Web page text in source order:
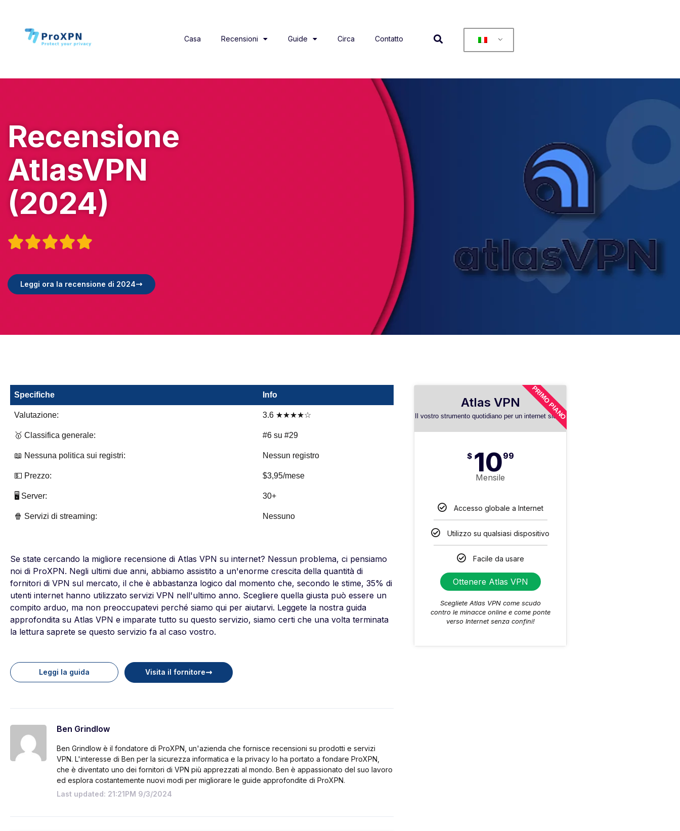
Casa Recensioni Guide Circa Contatto
Recensione
AtlasVPN
(2024)

Leggi ora la recensione di 2024
Specifiche Info
Valutazione: 3.6 ★★★★☆
🥇 Classifica generale: #6 su #29
📖 Nessuna politica sui registri: Nessun registro
💵 Prezzo: $3,95/mese
🖥️ Server: 30+
🍿 Servizi di streaming: Nessuno
Se state cercando la migliore recensione di Atlas VPN su internet? Nessun problema, ci pensiamo
noi di ProXPN. Negli ultimi due anni, abbiamo assistito a un'enorme crescita della quantità di
fornitori di VPN sul mercato, il che è abbastanza logico dal momento che, secondo le stime, 35% di
utenti internet hanno utilizzato servizi VPN nell'ultimo anno. Scegliere quella giusta può essere un
compito arduo, ma non preoccupatevi perché siamo qui per aiutarvi. Leggete la nostra guida
approfondita su Atlas VPN e imparate tutto su questo servizio, siamo certi che una volta terminata
la lettura saprete se questo servizio fa al caso vostro.
Leggi la guida Visita il fornitore
Ben Grindlow
Ben Grindlow è il fondatore di ProXPN, un'azienda che fornisce recensioni su prodotti e servizi
VPN. L'interesse di Ben per la sicurezza informatica e la privacy lo ha portato a fondare ProXPN,
che è diventato uno dei fornitori di VPN più apprezzati al mondo. Ben è appassionato del suo lavoro
ed esplora costantemente nuovi modi per migliorare le guide approfondite di ProXPN.
Last updated: 21:21PM 9/3/2024
Atlas VPN
Il vostro strumento quotidiano per un internet sicuro
$ 1099
Mensile
Accesso globale a Internet
Utilizzo su qualsiasi dispositivo
Facile da usare
Ottenere Atlas VPN
Scegliete Atlas VPN come scudo
contro le minacce online e come ponte
verso Internet senza confini!
PRIMO PIANO